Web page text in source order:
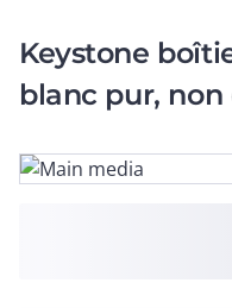
Keystone
blanc pur,